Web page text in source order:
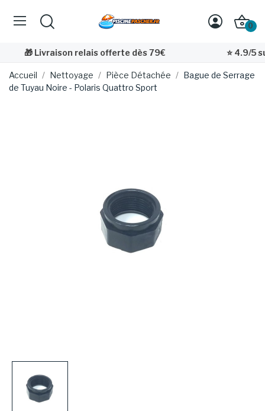
0
🎁 Livraison relais offerte dès 79€ ⭐ 4.9/5
Accueil Nettoyage Pièce Détachée
Bague de Serrage
de Tuyau Noire - Polaris Quattro Sport